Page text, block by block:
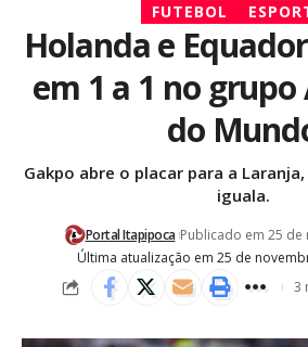
FUTEBOL
Holanda e
em 1 a 1 no grupo
do
Gakpo abre o placar para a
iguala.
Última atualização em 25 de
Portal Itapipoca Publicado em 25
3